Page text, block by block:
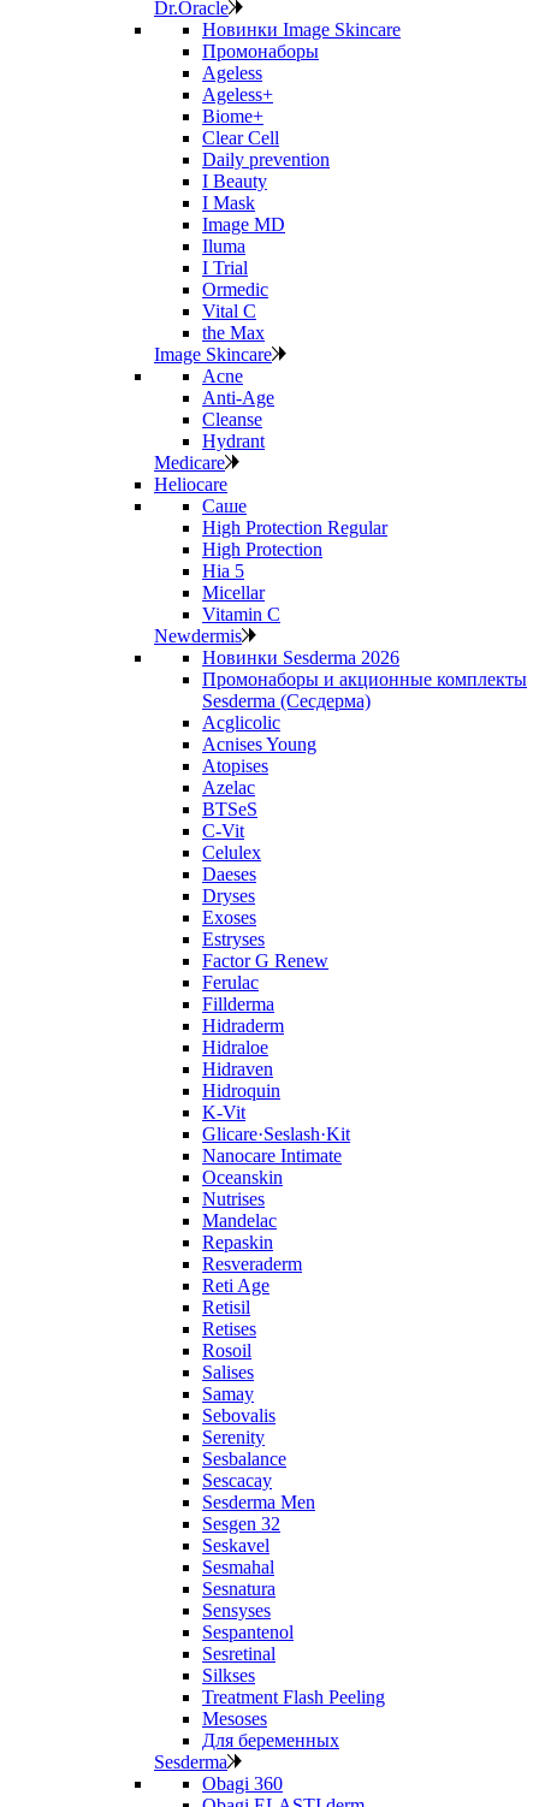
Dr.Oracle
Новинки Image Skincare
Промонаборы
Ageless
Ageless+
Biome+
Clear Cell
Daily prevention
I Beauty
I Mask
Image MD
Iluma
I Trial
Ormedic
Vital C
the Max
Image Skincare
Acne
Anti‑Age
Cleanse
Hydrant
Medicare
Heliocare
Саше
High Protection Regular
High Protection
Hia 5
Micellar
Vitamin C
Newdermis
Новинки Sesderma 2026
Промонаборы и акционные комплекты
Sesderma (Сесдерма)
Acglicolic
Acnises Young
Atopises
Azelac
BTSeS
C‑Vit
Celulex
Daeses
Dryses
Exoses
Estryses
Factor G Renew
Ferulac
Fillderma
Hidraderm
Hidraloe
Hidraven
Hidroquin
K-Vit
Glicare·Seslash·Kit
Nanocare Intimate
Oceanskin
Nutrises
Mandelac
Repaskin
Resveraderm
Reti Age
Retisil
Retises
Rosoil
Salises
Samay
Sebovalis
Serenity
Sesbalance
Sescacay
Sesderma Men
Sesgen 32
Seskavel
Sesmahal
Sesnatura
Sensyses
Sespantenol
Sesretinal
Silkses
Treatment Flash Peeling
Mesoses
Для беременных
Sesderma
Obagi 360